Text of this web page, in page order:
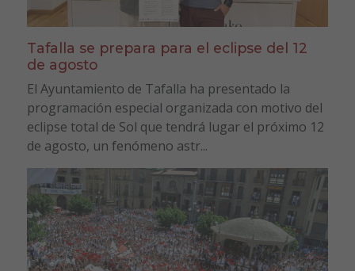
Tafalla se prepara para el eclipse del 12
de agosto
El Ayuntamiento de Tafalla ha presentado la
programación especial organizada con motivo del
eclipse total de Sol que tendrá lugar el próximo 12
de agosto, un fenómeno astr...